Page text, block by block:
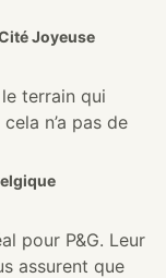
Joyeuse
terrain qui
n’a pas de
pour P&G. Leur
assurent que